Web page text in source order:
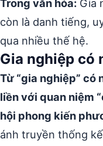
Trong văn hóa: Gia
còn là danh tiếng,
qua nhiều thế hệ.
Gia nghiệp có
Từ “gia nghiệp” có
liền với quan niệm
hội phong kiến
ánh truyền thống